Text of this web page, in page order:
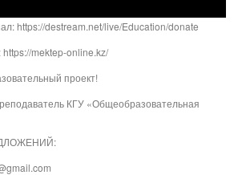
https://destream.net/live/Education/donate
mektep-online.kz/
проект!
КГУ «Общеобразовательная